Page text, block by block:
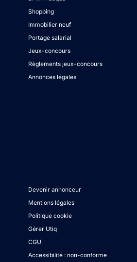
Shopping
Immobilier neuf
Portage salarial
Jeux-concours
Règlements jeux-concours
Annonces légales
Devenir annonceur
Mentions légales
Politique cookie
Gérer Utiq
CGU
Accessibilité : non-conforme